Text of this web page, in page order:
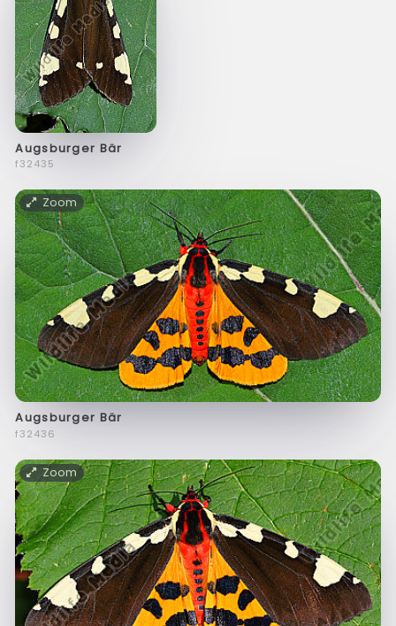
Augsburger Bär
f32435
Zoom
Augsburger Bär
f32436
Zoom